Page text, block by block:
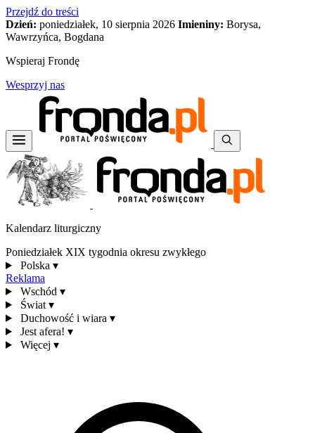
Przejdź do treści
Dzień: poniedziałek, 10 sierpnia 2026 Imieniny: Borysa,
Wawrzyńca, Bogdana
Wspieraj Frondę
Wesprzyj nas
Kalendarz liturgiczny
Poniedziałek XIX tygodnia okresu zwykłego
Polska ▾
Reklama
Wschód ▾
Świat ▾
Duchowość i wiara ▾
Jest afera! ▾
Więcej ▾